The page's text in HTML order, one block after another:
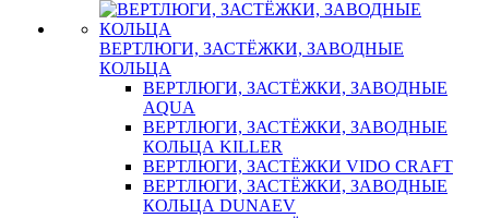
ВЕРТЛЮГИ, ЗАСТЁЖКИ, ЗАВОДНЫЕ
КОЛЬЦА
ВЕРТЛЮГИ, ЗАСТЁЖКИ, ЗАВОДНЫЕ
AQUA
ВЕРТЛЮГИ, ЗАСТЁЖКИ, ЗАВОДНЫЕ
КОЛЬЦА KILLER
ВЕРТЛЮГИ, ЗАСТЁЖКИ VIDO CRAFT
ВЕРТЛЮГИ, ЗАСТЁЖКИ, ЗАВОДНЫЕ
КОЛЬЦА DUNAEV